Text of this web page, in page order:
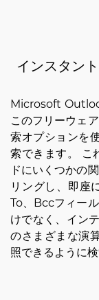
インスタン
Microsoft
このフリーウェ
索オプションを
索できます。 こ
ドにいくつかの
リングし、即座
To、Bccフィー
けでなく、イン
のさまざまな演
照できるように